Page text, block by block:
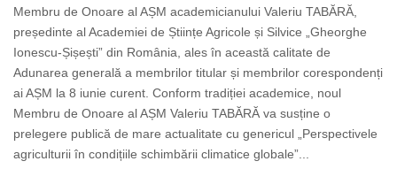
Membru de Onoare al AȘM academicianului Valeriu TABĂRĂ,
președinte al Academiei de Științe Agricole și Silvice „Gheorghe
Ionescu-Șișești” din România, ales în această calitate de
Adunarea generală a membrilor titular și membrilor corespondenți
ai AȘM la 8 iunie curent. Conform tradiției academice, noul
Membru de Onoare al AȘM Valeriu TABĂRĂ va susține o
prelegere publică de mare actualitate cu genericul „Perspectivele
agriculturii în condițiile schimbării climatice globale”...